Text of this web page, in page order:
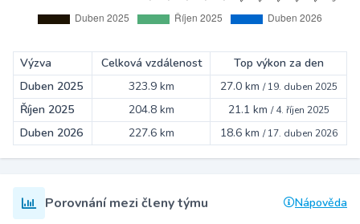
Výzva Celková vzdálenost
Top výkon za den
Duben 2025
323.9 km 27.0 km /19. duben 2025
Říjen 2025 204.8 km 21.1 km /4. říjen 2025
Duben 2026 227.6 km 18.6 km /17. duben 2026
Porovnání mezi členy týmu Nápověda